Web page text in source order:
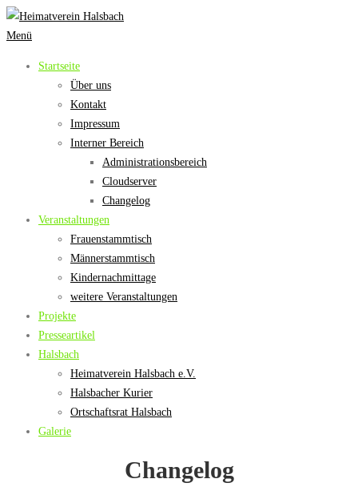
Zum
Inhalt
Menü
Startseite
Über uns
Kontakt
Impressum
Interner Bereich
Administrationsbereich
Cloudserver
Changelog
Veranstaltungen
Frauenstammtisch
Männerstammtisch
Kindernachmittage
weitere Veranstaltungen
Projekte
Presseartikel
Halsbach
Heimatverein Halsbach e.V.
Halsbacher Kurier
Ortschaftsrat Halsbach
Galerie
Changelog